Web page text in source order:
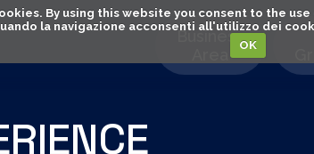
By using this website you consent to the
la navigazione acconsenti all'utilizzo dei
OK
Business